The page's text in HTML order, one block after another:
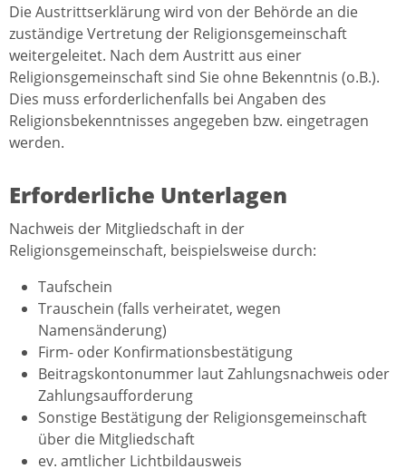
Die Austrittserklärung wird von der Behörde an die
zuständige Vertretung der Religionsgemeinschaft
weitergeleitet. Nach dem Austritt aus einer
Religionsgemeinschaft sind Sie ohne Bekenntnis (o.B.).
Dies muss erforderlichenfalls bei Angaben des
Religionsbekenntnisses angegeben bzw. eingetragen
werden.
Erforderliche Unterlagen
Nachweis der Mitgliedschaft in der
Religionsgemeinschaft, beispielsweise durch:
Taufschein
Trauschein (falls verheiratet, wegen
Namensänderung)
Firm- oder Konfirmationsbestätigung
Beitragskontonummer laut Zahlungsnachweis oder
Zahlungsaufforderung
Sonstige Bestätigung der Religionsgemeinschaft
über die Mitgliedschaft
ev. amtlicher Lichtbildausweis